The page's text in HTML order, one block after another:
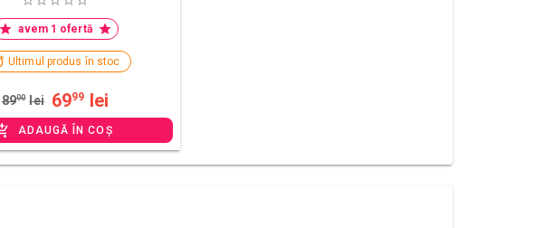
avem 1 ofertă
Ultimul produs în stoc
8900 lei 6999 lei
ADAUGĂ ÎN COȘ